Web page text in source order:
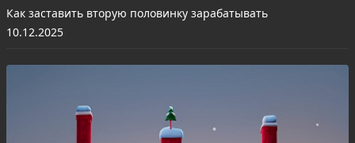
Как заставить вторую половинку зарабатывать
10.12.2025